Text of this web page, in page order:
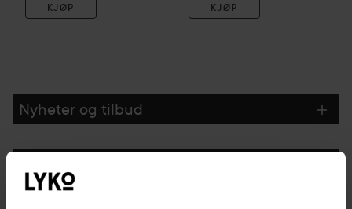
KJØP KJØP
Nyheter og tilbud